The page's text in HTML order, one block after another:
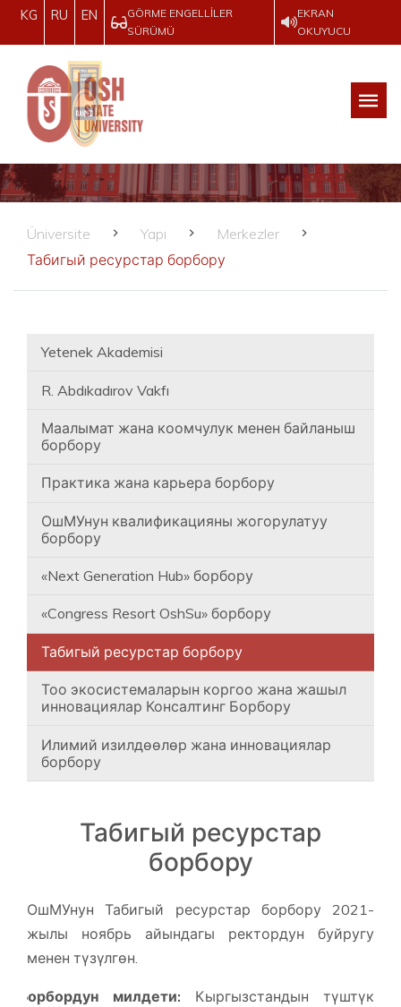
KG RU EN
GÖRME ENGELLILER
SÜRÜMÜ
EKRAN
OKUYUCU
Üniversite Yapı
Merkezler
Табигый ресурстар борбору
Yetenek Akademisi
R. Abdıkadırov Vakfı
Маалымат жана коомчулук менен байланыш
борбору
Практика жана карьера борбору
ОшМУнун квалификацияны жогорулатуу
борбору
«Next Generation Hub» борбору
«Congress Resort OshSu» борбору
Табигый ресурстар борбору
Тоо экосистемаларын коргоо жана жашыл
инновациялар Консалтинг Борбору
Илимий изилдөөлөр жана инновациялар
борбору
Табигый ресурстар
борбору
ОшМУнун Табигый ресурстар борбору 2021-
жылы ноябрь айындагы ректордун буйругу
менен түзүлгөн.
Борбордун милдети: Кыргызстандын түштүк